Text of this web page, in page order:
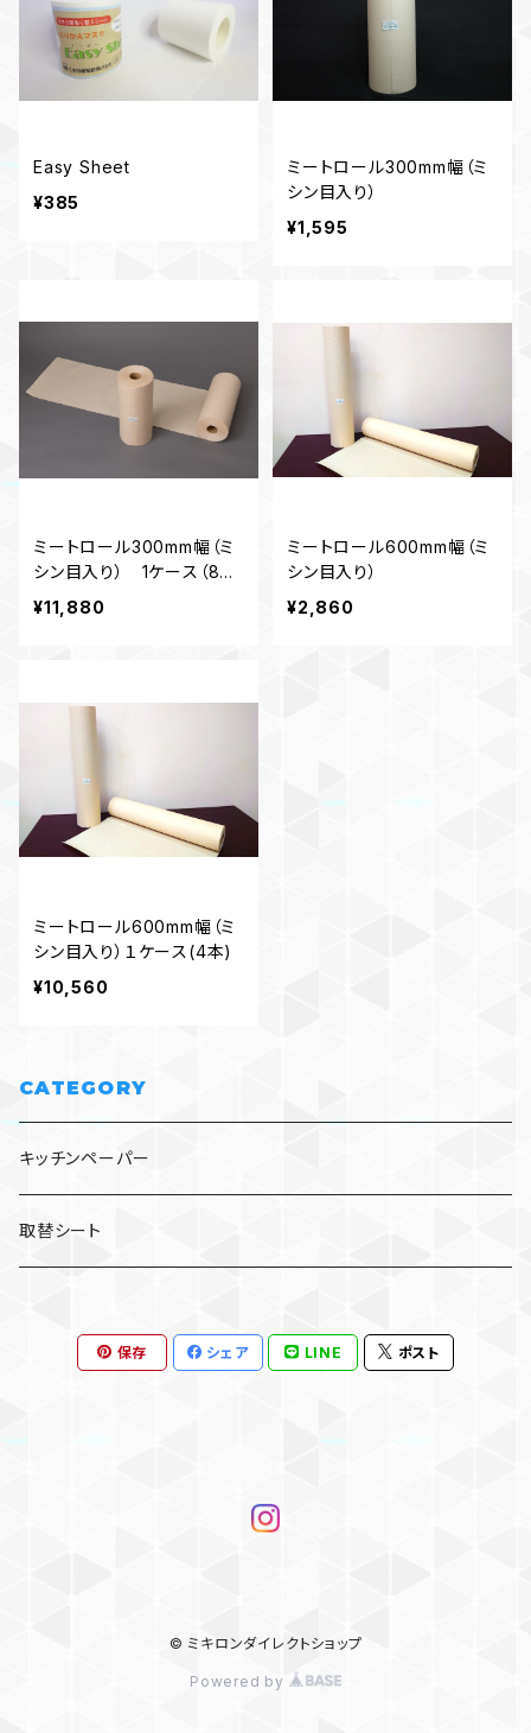
Easy Sheet
¥385
ミートロール300mm幅（ミ
シン目入り）
¥1,595
ミートロール300mm幅（ミ
シン目入り） 1ケース（8
本）
¥11,880
ミートロール600mm幅（ミ
シン目入り）
¥2,860
ミートロール600mm幅（ミ
シン目入り）１ケース(4本)
¥10,560
CATEGORY
キッチンペーパー
取替シート
保存 シェア LINE ポスト
© ミキロンダイレクトショップ
Powered by